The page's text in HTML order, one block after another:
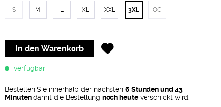
S M L XL XXL 3XL OG
In den Warenkorb
verfügbar
Bestellen Sie innerhalb der nächsten 6 Stunden und 43
Minutendamit die Bestellung noch heute verschickt wird.